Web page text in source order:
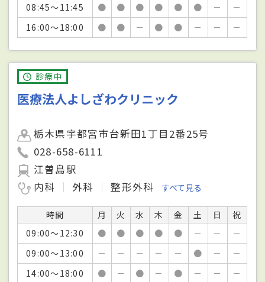
08:45～11:45
● ● ● ● ● ● －
－
16:00～18:00
● ● － ● ● － － －
診療中
医療法人よしざわクリニック
栃木県宇都宮市台新田1丁目2番25号
028-658-6111
江曽島駅
内科
外科 整形外科 すべて見る
時間 月 火 水 木 金 土 日
祝
09:00～12:30
● ● ● ● ● － －
－
09:00～13:00
－ － － － － ● －
－
14:00～18:00
● － ● － ● － －
－